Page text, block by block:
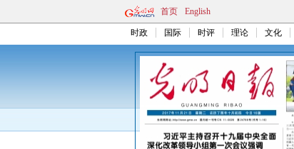
首页 English
时政 国际 时评 理论 文化